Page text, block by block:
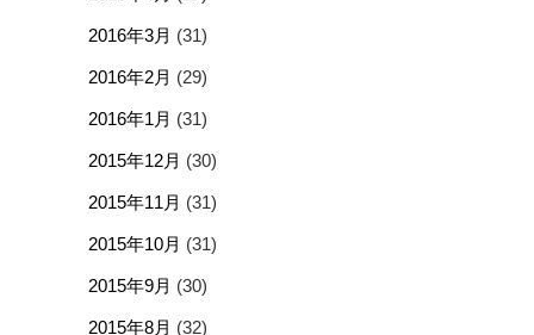
2016年3月 (31)
2016年2月 (29)
2016年1月 (31)
2015年12月 (30)
2015年11月 (31)
2015年10月 (31)
2015年9月 (30)
2015年8月 (32)